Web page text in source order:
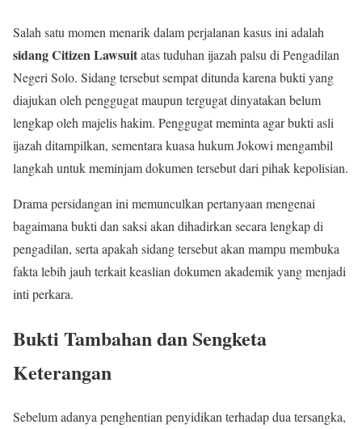
Salah satu momen menarik dalam perjalanan kasus ini adalah
sidang Citizen Lawsuitatas tuduhan ijazah palsu di Pengadilan
Negeri Solo. Sidang tersebut sempat ditunda karena bukti yang
diajukan oleh penggugat maupun tergugat dinyatakan belum
lengkap oleh majelis hakim. Penggugat meminta agar bukti asli
ijazah ditampilkan, sementara kuasa hukum Jokowi mengambil
langkah untuk meminjam dokumen tersebut dari pihak kepolisian.
Drama persidangan ini memunculkan pertanyaan mengenai
bagaimana bukti dan saksi akan dihadirkan secara lengkap di
pengadilan, serta apakah sidang tersebut akan mampu membuka
fakta lebih jauh terkait keaslian dokumen akademik yang menjadi
inti perkara.
Bukti Tambahan dan Sengketa
Keterangan
Sebelum adanya penghentian penyidikan terhadap dua tersangka,